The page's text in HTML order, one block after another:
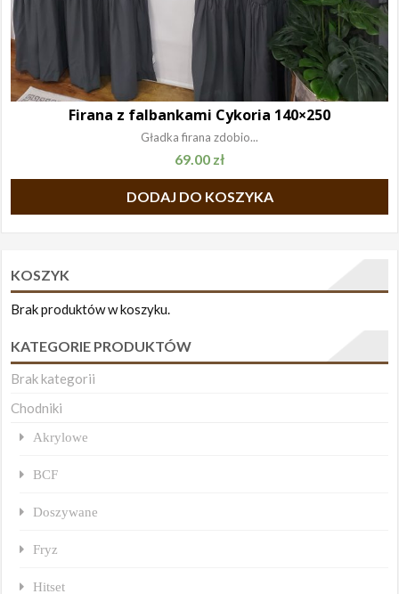
Firana z falbankami Cykoria 140×250
Gładka firana zdobio...
69.00 zł
DODAJ DO KOSZYKA
KOSZYK
Brak produktów w koszyku.
KATEGORIE PRODUKTÓW
Brak kategorii
Chodniki
Akrylowe
BCF
Doszywane
Fryz
Hitset